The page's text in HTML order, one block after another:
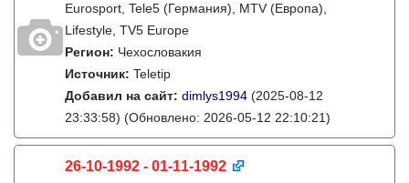
Eurosport, Tele5 (Германия), MTV (Европа),
Lifestyle, TV5 Europe
Регион: Чехословакия
Источник: Teletip
Добавил на сайт: dimlys1994 (2025-08-12
23:33:58) (Обновлено: 2026-05-12 22:10:21)
26-10-1992 - 01-11-1992